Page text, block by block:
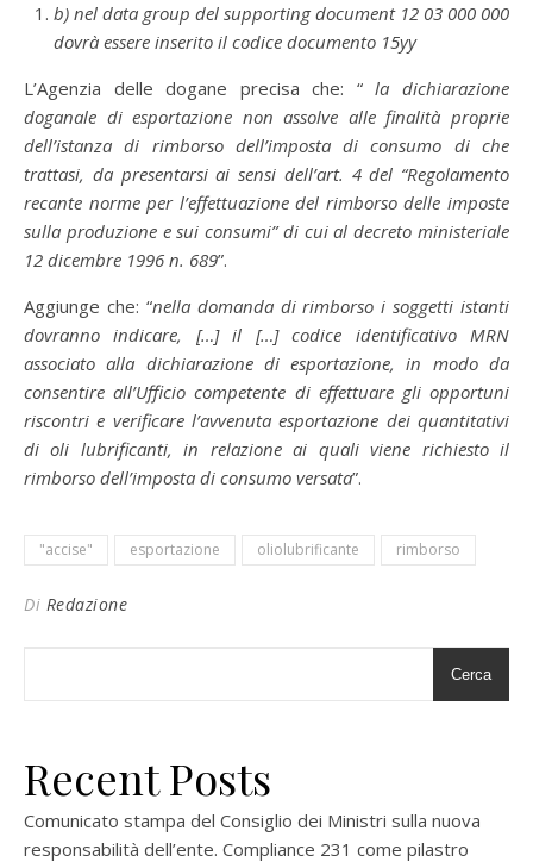
b) nel data group del supporting document 12 03 000 000
dovrà essere inserito il codice documento 15yy
L’Agenzia delle dogane precisa che: “la dichiarazione
doganale di esportazione non assolve alle finalità proprie
dell’istanza di rimborso dell’imposta di consumo di che
trattasi, da presentarsi ai sensi dell’art. 4 del “Regolamento
recante norme per l’effettuazione del rimborso delle imposte
sulla produzione e sui consumi” di cui al decreto ministeriale
12 dicembre 1996 n. 689”.
Aggiunge che: “nella domanda di rimborso i soggetti istanti
dovranno indicare, […] il […] codice identificativo MRN
associato alla dichiarazione di esportazione, in modo da
consentire all’Ufficio competente di effettuare gli opportuni
riscontri e verificare l’avvenuta esportazione dei quantitativi
di oli lubrificanti, in relazione ai quali viene richiesto il
rimborso dell’imposta di consumo versata”.
"accise" esportazione oliolubrificante rimborso
Di Redazione
Cerca
Recent Posts
Comunicato stampa del Consiglio dei Ministri sulla nuova
responsabilità dell’ente. Compliance 231 come pilastro